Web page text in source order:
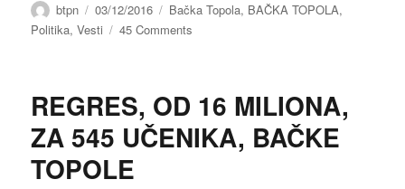
Author
btpn
Posted
on
03/12/2016 Categories
Bačka Topola, BAČKA TOPOLA,
Politika,Vesti 45 Comments
DUGOVI
PRITISKAJU
BELE
REGRES, OD 16 MILIONA,
ZA 545 UČENIKA, BAČKE
TOPOLE